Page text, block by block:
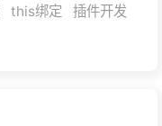
this绑定
插件开发